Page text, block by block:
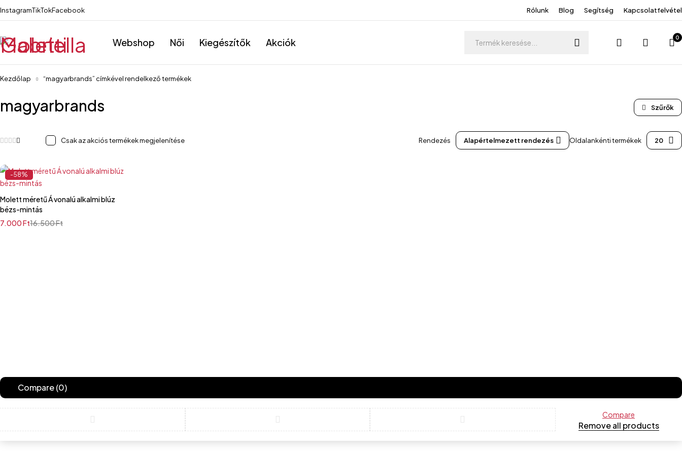
InstagramTikTokFacebook Rólunk Blog Segítség Kapcsolatfelvétel
Webshop Női Kiegészítők Akciók 0
Kezdőlap “magyarbrands” címkével rendelkező termékek
magyarbrands
Csak az akciós termékek megjelenítése Rendezés Alapértelmezett rendezés Oldalankénti termékek 20
-58%
Molett méretű Á vonalú alkalmi blúz
bézs-mintás
16.500Ft
7.000Ft
Compare(0)
Compare
Remove all products